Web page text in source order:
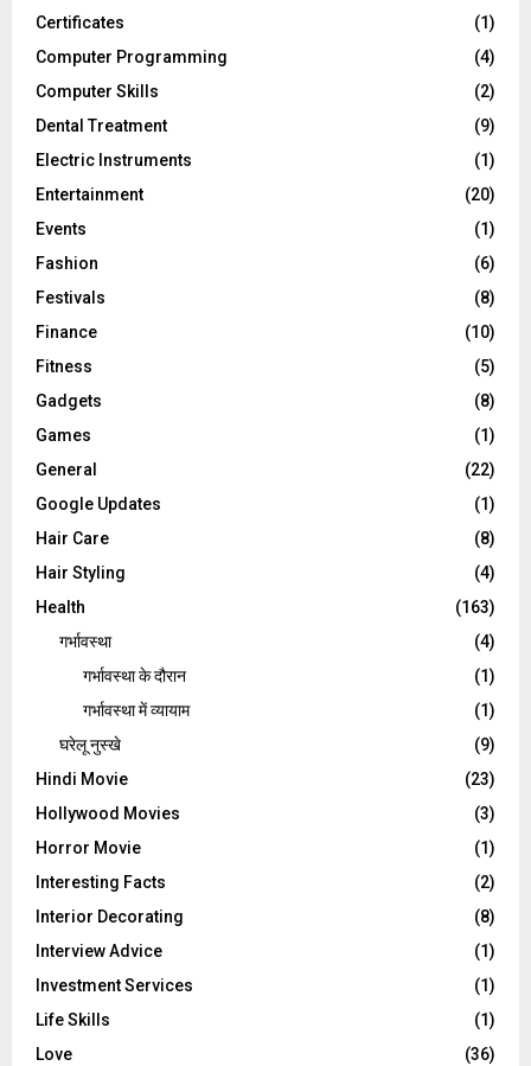
Certificates
(1)
Computer Programming
(4)
Computer Skills
(2)
Dental Treatment
(9)
Electric Instruments
(1)
Entertainment
(20)
Events
(1)
Fashion
(6)
Festivals
(8)
Finance
(10)
Fitness
(5)
Gadgets
(8)
Games
(1)
General
(22)
Google Updates
(1)
Hair Care
(8)
Hair Styling
(4)
Health
(163)
गर्भावस्था
(4)
गर्भावस्‍था के दौरान
(1)
गर्भावस्था में व्यायाम
(1)
घरेलू नुस्‍खे
(9)
Hindi Movie
(23)
Hollywood Movies
(3)
Horror Movie
(1)
Interesting Facts
(2)
Interior Decorating
(8)
Interview Advice
(1)
Investment Services
(1)
Life Skills
(1)
Love
(36)